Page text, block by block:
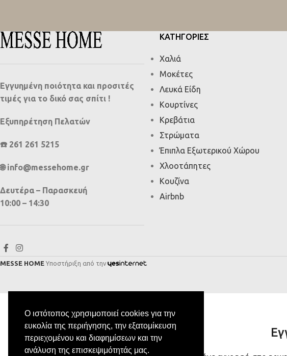
Ο ιστότοπος χρησιμοποιεί cookies για την
ευκολία της περιήγησης, την εξατομίκευση
περιεχομένου και διαφημίσεων και την
ανάλυση της επισκεψιμότητάς μας.
Εγγυημένη ποιότητα και προσιτές
τιμές για το δικό σας σπίτι !
Εξυπηρέτηση Πελατών
☎️ 261 261 5215
🌐 info@messehome.gr
Δευτέρα – Παρασκευή
10:00 – 14:30
ΚΑΤΗΓΟΡΙΕΣ
Χαλιά
Μοκέτες
Λευκά Είδη
Κουρτίνες
Κρεβάτια
Στρώματα
Έπιπλα Εξωτερικού Χώρου
Χλοοτάπητες
Κουζίνα
Airbnb
MESSE HOME Υποστήριξη από την